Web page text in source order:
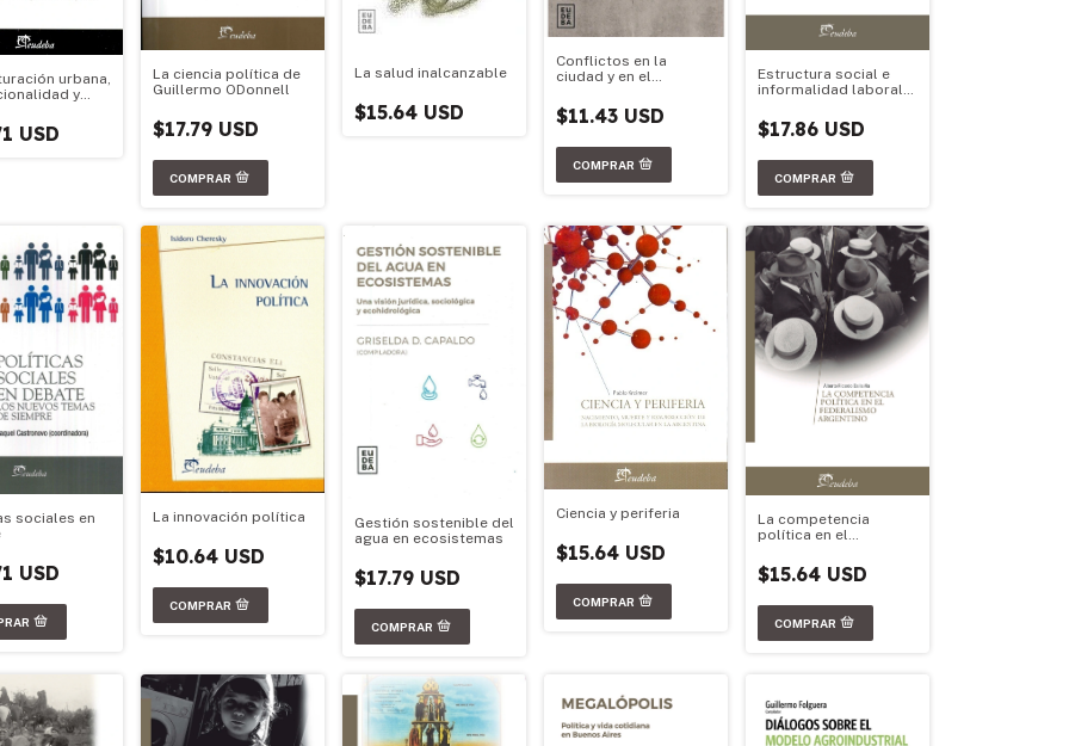
urbana,
y
y
USD
La ciencia política de
Guillermo ODonnell
$17.79 USD
La salud inalcanzable
$15.64 USD
Conflictos en la
ciudad y en el
$11.43 USD
Estructura social e
informalidad laboral
$17.86 USD
sociales en
USD
La innovación política
$10.64 USD
Gestión sostenible del
agua en ecosistemas
$17.79 USD
Ciencia y periferia
$15.64 USD
La competencia
política en el
$15.64 USD